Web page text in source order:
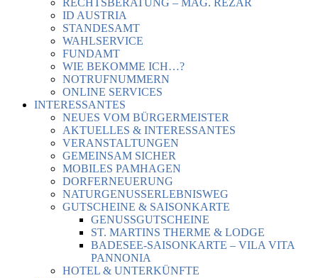
RECHTSBERATUNG – MAG. REZAR
ID AUSTRIA
STANDESAMT
WAHLSERVICE
FUNDAMT
WIE BEKOMME ICH…?
NOTRUFNUMMERN
ONLINE SERVICES
INTERESSANTES
NEUES VOM BÜRGERMEISTER
AKTUELLES & INTERESSANTES
VERANSTALTUNGEN
GEMEINSAM SICHER
MOBILES PAMHAGEN
DORFERNEUERUNG
NATURGENUSSERLEBNISWEG
GUTSCHEINE & SAISONKARTE
GENUSSGUTSCHEINE
ST. MARTINS THERME & LODGE
BADESEE-SAISONKARTE – VILA VITA
PANNONIA
HOTEL & UNTERKÜNFTE